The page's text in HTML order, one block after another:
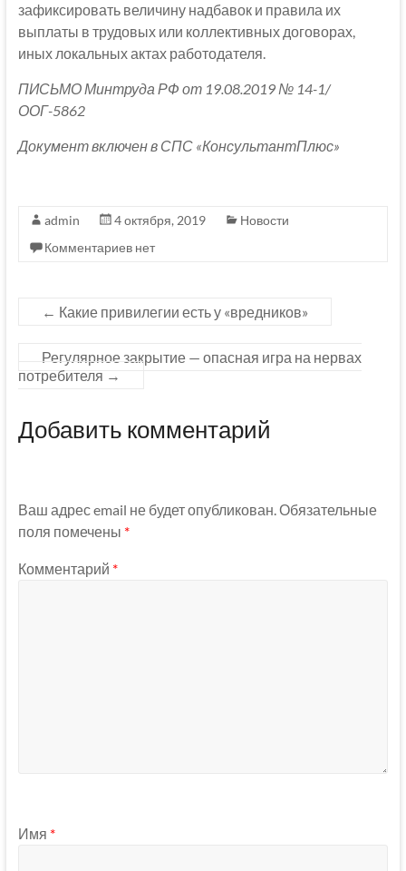
зафиксировать величину надбавок и правила их
выплаты в трудовых или коллективных договорах,
иных локальных актах работодателя.
ПИСЬМО Минтруда РФ от 19.08.2019 № 14-1/
ООГ-5862
Документ включен в СПС «КонсультантПлюс»
admin 4 октября, 2019
Новости
Комментариев нет
← Какие привилегии есть у «вредников»
Регулярное закрытие — опасная игра на нервах
потребителя →
Добавить комментарий
Ваш адрес email не будет опубликован. Обязательные
поля помечены *
Комментарий *
Имя *